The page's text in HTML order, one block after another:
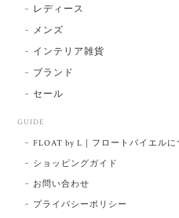
レディース
メンズ
インテリア雑貨
ブランド
セール
GUIDE
FLOAT by L｜フロートバイエルに
ショッピングガイド
お問い合わせ
プライバシーポリシー